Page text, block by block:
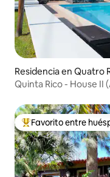
Residencia en Quatro
Quinta Rico - House II
De los mejores en
Favorito entre